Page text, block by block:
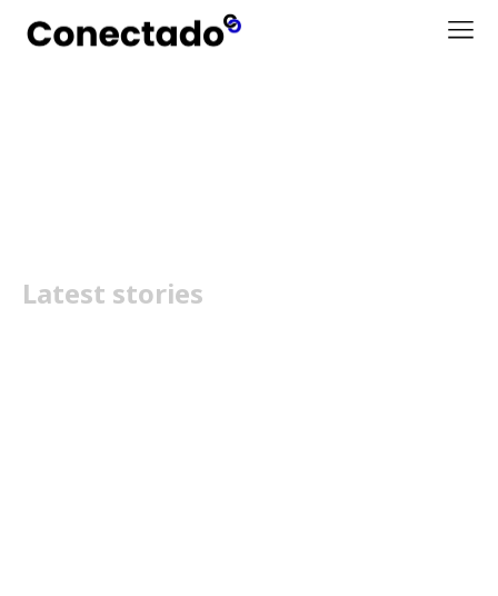
Latest stories